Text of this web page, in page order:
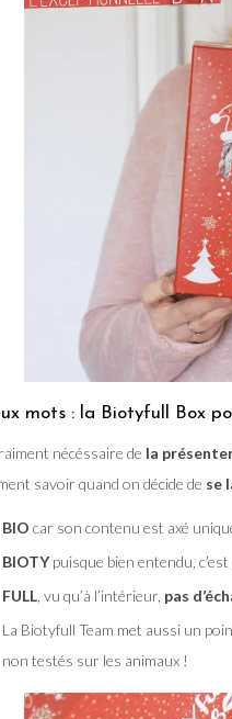
mots : la Biotyfull Box
nécéssaire de la
savoir quand on décide de se
BIO car son contenu est axé
BIOTYpuisque bien entendu, c’est
FULL , vu qu’à l’intérieur, pas
La Biotyfull Team met aussi un
non testés sur les animaux !